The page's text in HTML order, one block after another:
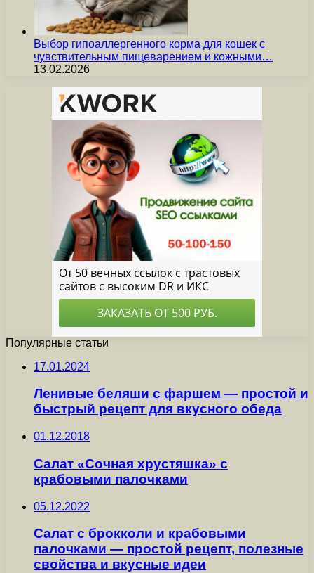
Выбор гипоаллергенного корма для кошек с
чувствительным пищеварением и кожными…
13.02.2026
Популярные статьи
17.01.2024
Ленивые беляши с фаршем — простой и
быстрый рецепт для вкусного обеда
01.12.2018
Салат «Сочная хрустяшка» с
крабовыми палочками
05.12.2022
Салат с брокколи и крабовыми
палочками — простой рецепт, полезные
свойства и вкусные идеи